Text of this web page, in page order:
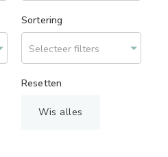
Sortering
Selecteer filters
Resetten
Wis alles